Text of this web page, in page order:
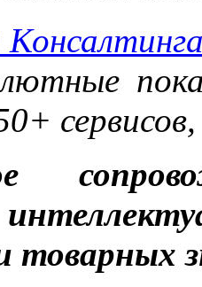
товарных